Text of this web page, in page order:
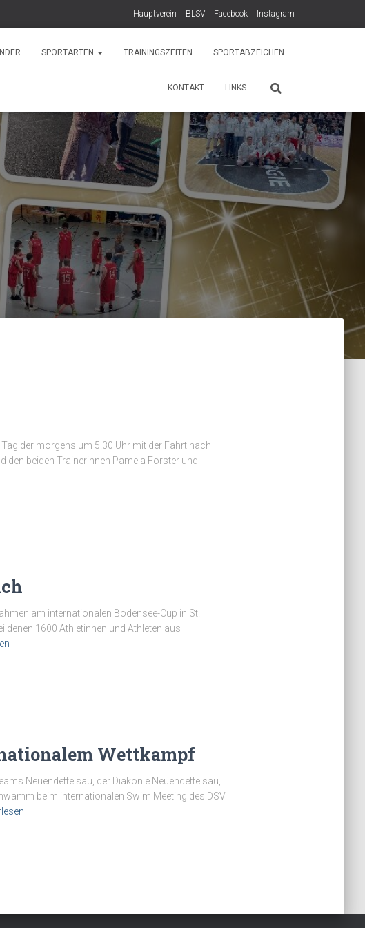
Hauptverein BLSV Facebook Instagram
SPORTARTEN TRAININGSZEITEN SPORTABZEICHEN
KONTAKT LINKS
der morgens um 5.30 Uhr mit der Fahrt nach
beiden Trainerinnen Pamela Forster und
am internationalen Bodensee-Cup in St.
denen 1600 Athletinnen und Athleten aus
Wettkampf
Neuendettelsau, der Diakonie Neuendettelsau,
beim internationalen Swim Meeting des DSV